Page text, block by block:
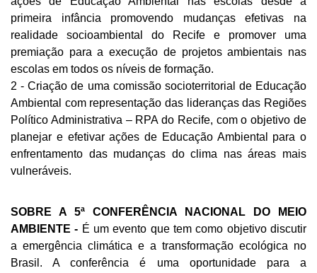
primeira infância promovendo mudanças efetivas na
realidade socioambiental do Recife e promover uma
premiação para a execução de projetos ambientais nas
escolas em todos os níveis de formação.
2 - Criação de uma comissão socioterritorial de Educação
Ambiental com representação das lideranças das Regiões
Político Administrativa – RPA do Recife, com o objetivo de
planejar e efetivar ações de Educação Ambiental para o
enfrentamento das mudanças do clima nas áreas mais
vulneráveis.
SOBRE A 5ª CONFERÊNCIA NACIONAL DO MEIO
AMBIENTE - É um evento que tem como objetivo discutir
a emergência climática e a transformação ecológica no
Brasil. A conferência é uma oportunidade para a